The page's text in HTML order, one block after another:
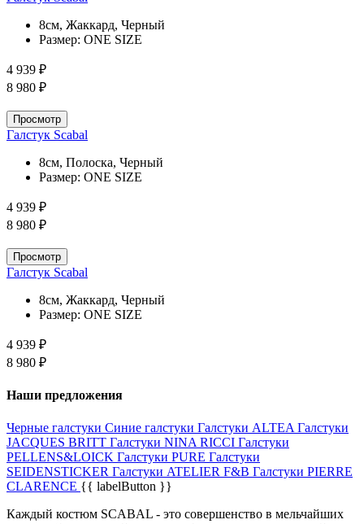
8см, Жаккард, Черный
Размер: ONE SIZE
4 939 ₽
8 980 ₽
Просмотр
Галстук Scabal
8см, Полоска, Черный
Размер: ONE SIZE
4 939 ₽
8 980 ₽
Просмотр
Галстук Scabal
8см, Жаккард, Черный
Размер: ONE SIZE
4 939 ₽
8 980 ₽
Наши предложения
Черные галстуки Синие галстуки Галстуки ALTEA Галстуки
JAСQUES BRITT Галстуки NINA RICCI Галстуки
PELLENS&LOICK Галстуки PURE Галстуки
SEIDENSTICKER Галстуки ATELIER F&B Галстуки PIERRE
CLARENCE {{ labelButton }}
Каждый костюм SCABAL - это совершенство в мельчайших